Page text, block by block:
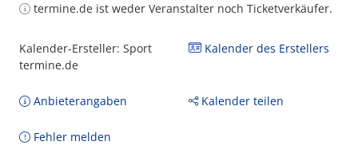
termine.de ist weder Veranstalter noch Ticketverkäufer.
Kalender-Ersteller: Sport
termine.de
Kalender des Erstellers
Anbieterangaben Kalender teilen
Fehler melden